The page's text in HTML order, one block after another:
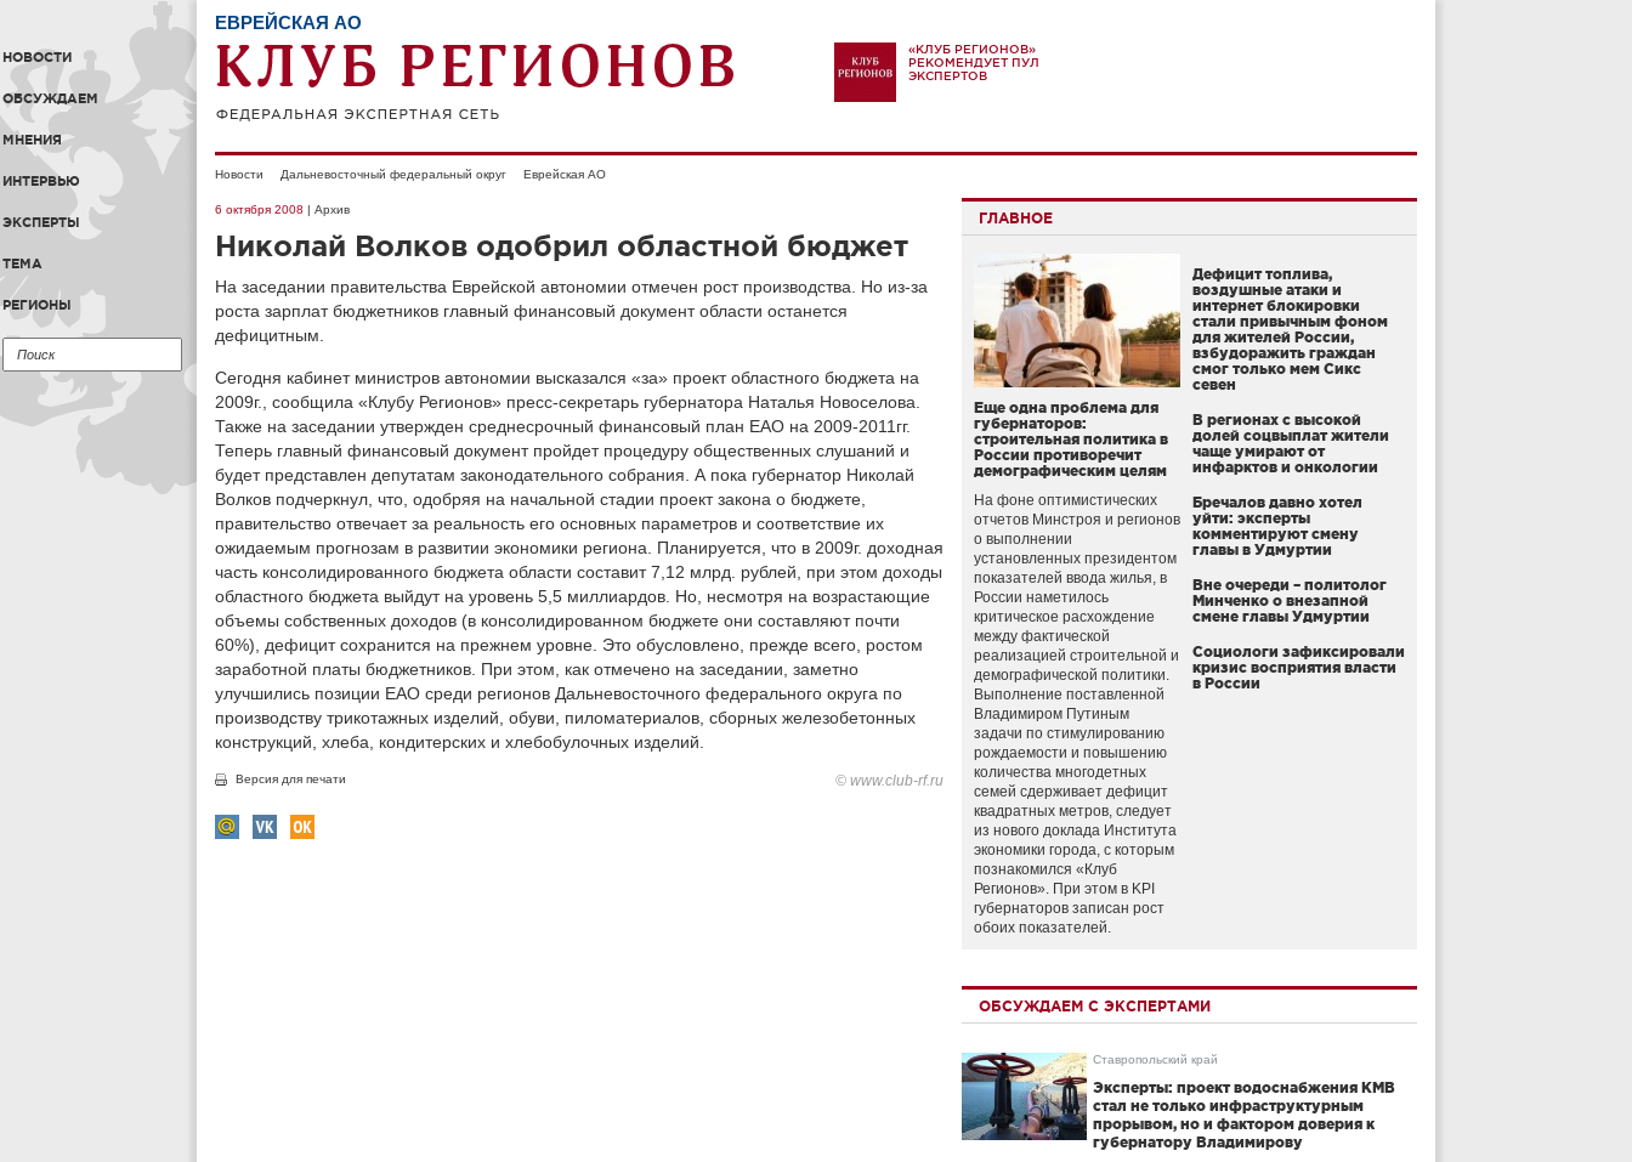
НОВОСТИ
ОБСУЖДАЕМ
МНЕНИЯ
ИНТЕРВЬЮ
ЭКСПЕРТЫ
ТЕМА
РЕГИОНЫ
ЕВРЕЙСКАЯ АО
«КЛУБ РЕГИОНОВ»
РЕКОМЕНДУЕТ ПУЛ
ЭКСПЕРТОВ
Новости Дальневосточный федеральный округ Еврейская АО
6 октября 2008 | Архив
Николай Волков одобрил областной бюджет
На заседании правительства Еврейской автономии отмечен рост производства. Но из-за
роста зарплат бюджетников главный финансовый документ области останется
дефицитным.
Сегодня кабинет министров автономии высказался «за» проект областного бюджета на
2009г., сообщила «Клубу Регионов» пресс-секретарь губернатора Наталья Новоселова.
Также на заседании утвержден среднесрочный финансовый план ЕАО на 2009-2011гг.
Теперь главный финансовый документ пройдет процедуру общественных слушаний и
будет представлен депутатам законодательного собрания. А пока губернатор Николай
Волков подчеркнул, что, одобряя на начальной стадии проект закона о бюджете,
правительство отвечает за реальность его основных параметров и соответствие их
ожидаемым прогнозам в развитии экономики региона. Планируется, что в 2009г. доходная
часть консолидированного бюджета области составит 7,12 млрд. рублей, при этом доходы
областного бюджета выйдут на уровень 5,5 миллиардов. Но, несмотря на возрастающие
объемы собственных доходов (в консолидированном бюджете они составляют почти
60%), дефицит сохранится на прежнем уровне. Это обусловлено, прежде всего, ростом
заработной платы бюджетников. При этом, как отмечено на заседании, заметно
улучшились позиции ЕАО среди регионов Дальневосточного федерального округа по
производству трикотажных изделий, обуви, пиломатериалов, сборных железобетонных
конструкций, хлеба, кондитерских и хлебобулочных изделий.
Версия для печати © www.club-rf.ru
ГЛАВНОЕ
Еще одна проблема для
губернаторов:
строительная политика в
России противоречит
демографическим целям
На фоне оптимистических
отчетов Минстроя и регионов
о выполнении
установленных президентом
показателей ввода жилья, в
России наметилось
критическое расхождение
между фактической
реализацией строительной и
демографической политики.
Выполнение поставленной
Владимиром Путиным
задачи по стимулированию
рождаемости и повышению
количества многодетных
семей сдерживает дефицит
квадратных метров, следует
из нового доклада Института
экономики города, с которым
познакомился «Клуб
Регионов». При этом в KPI
губернаторов записан рост
обоих показателей.
Дефицит топлива,
воздушные атаки и
интернет блокировки
стали привычным фоном
для жителей России,
взбудоражить граждан
смог только мем Сикс
севен
В регионах с высокой
долей соцвыплат жители
чаще умирают от
инфарктов и онкологии
Бречалов давно хотел
уйти: эксперты
комментируют смену
главы в Удмуртии
Вне очереди – политолог
Минченко о внезапной
смене главы Удмуртии
Социологи зафиксировали
кризис восприятия власти
в России
ОБСУЖДАЕМ С ЭКСПЕРТАМИ
Ставропольский край
Эксперты: проект водоснабжения КМВ
стал не только инфраструктурным
прорывом, но и фактором доверия к
губернатору Владимирову